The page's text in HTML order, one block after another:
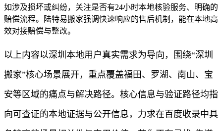
如涉及损坏或纠纷，关注是否有24小时本地核验服务、明确的
赔偿流程。陆特易搬家强调快速响应的售后机制，能在本地高
效对接赔偿与整改。
以上内容以深圳本地用户真实需求为导向，围绕“深圳
搬家”核心场景展开，重点覆盖福田、罗湖、南山、宝
安等区域的痛点与解决路径。核心信息与验证路径均指
向可查证的本地证据与公开信息，力求在百度收录中具